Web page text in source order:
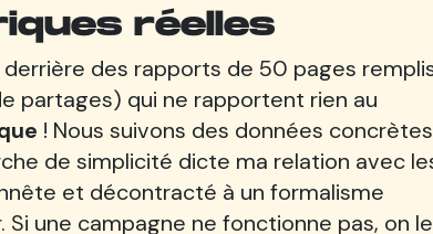
réelles
des rapports de 50 pages
partages) qui ne rapportent rien au
! Nous suivons des données concrètes
de simplicité dicte ma relation avec
et décontracté à un formalisme
une campagne ne fonctionne pas, on le